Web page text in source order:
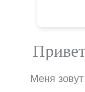
Меня зовут